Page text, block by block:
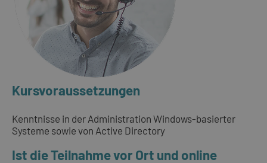
Kursvoraussetzungen
Kenntnisse in der Administration Windows-basierter
Systeme sowie von Active Directory
Ist die Teilnahme vor Ort und online